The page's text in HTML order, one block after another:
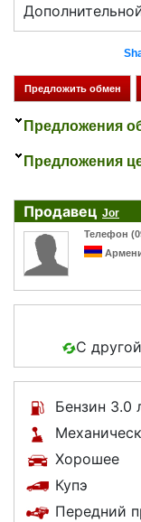
Предложения
Предложения
Продавец Jor
Телефон
С
Бензин 3.0
Хорошее
Купэ
Передний